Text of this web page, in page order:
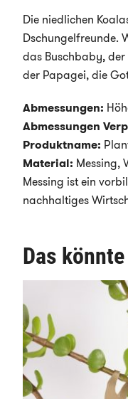
Die niedlichen
Dschungelfreunde.
das Buschbaby,
der Papagei, die
Abmessungen:
Abmessungen
Produktname:
Material: Messing,
Messing ist ein
nachhaltiges
Das